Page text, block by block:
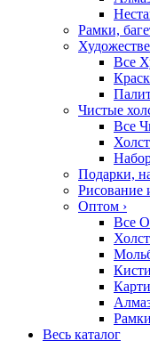
Рамки,
Все
Чистые
Все
Подарки,
Рисование
Оптом ›
Все
Весь каталог